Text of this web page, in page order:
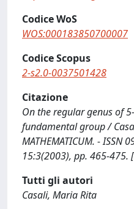
Codice WoS
WOS:000183850700007
Codice Scopus
2-s2.0-0037501428
Citazione
On the regular genus of
fundamental group /
MATHEMATICUM. - ISSN
15:3(2003), pp. 465-
Tutti gli autori
Casali, Maria Rita